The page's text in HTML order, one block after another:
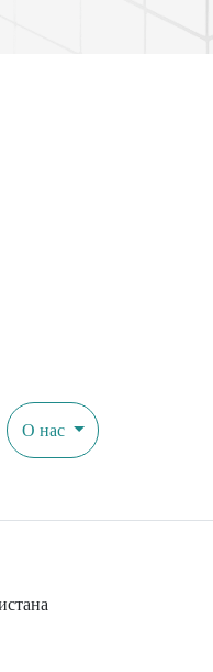
О нас